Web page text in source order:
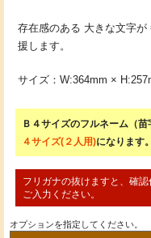
存在感のある 大きな文字
援します。
サイズ：W:364mm ×
Ｂ４サイズのフルネーム（
４サイズ(２人用)になります。
フリガナの抜けますと、確
ご入力ください。
オプションを指定してください。